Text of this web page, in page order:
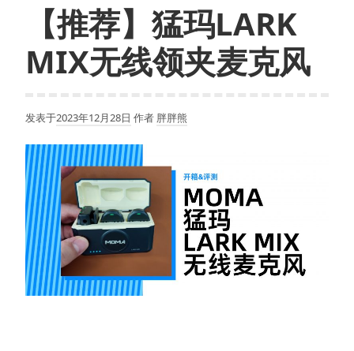
【推荐】猛玛LARK
MIX无线领夹麦克风
发表于2023年12月28日 作者 胖胖熊